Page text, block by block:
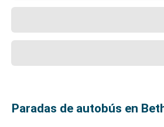
Paradas de autobús en